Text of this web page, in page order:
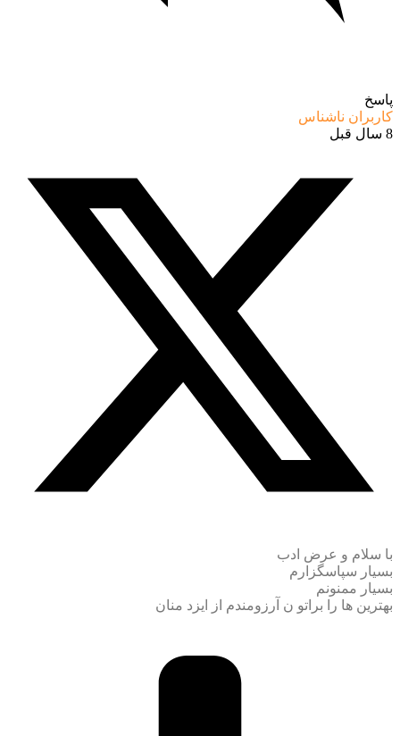
پاسخ
کاربران ناشناس
8 سال قبل
با سلام و عرض ادب
بسیار سپاسگزارم
بسیار ممنونم
بهترین ها را براتو ن آرزومندم از ایزد منان